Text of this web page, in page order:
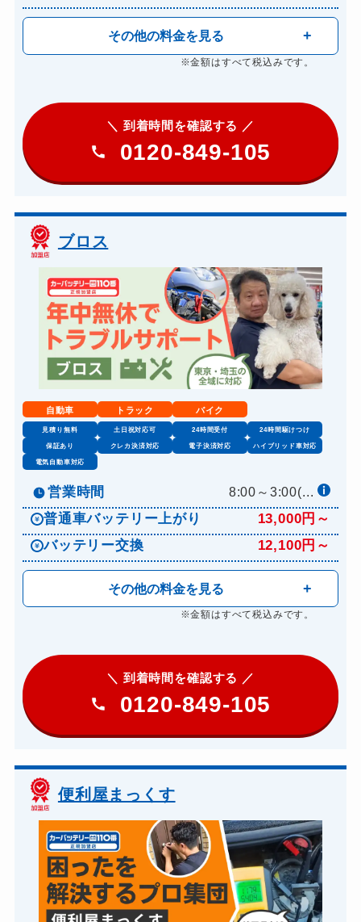
その他の料金を見る
※金額はすべて税込みです。
＼ 到着時間を確認する ／
0120-849-105
ブロス
自動車 トラック バイク
見積り無料 土日祝対応可 24時間受付 24時間駆けつけ
保証あり クレカ決済対応 電子決済対応 ハイブリッド車対応
電気自動車対応
営業時間 8:00～3:00(...
普通車バッテリー上がり
13,000円～
バッテリー交換
12,100円～
その他の料金を見る
※金額はすべて税込みです。
＼ 到着時間を確認する ／
0120-849-105
​便利屋まっくす